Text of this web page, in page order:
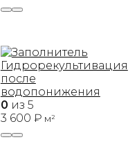
Гидрорекультивация
после
водопонижения
0 из 5
3 600 ₽ м²